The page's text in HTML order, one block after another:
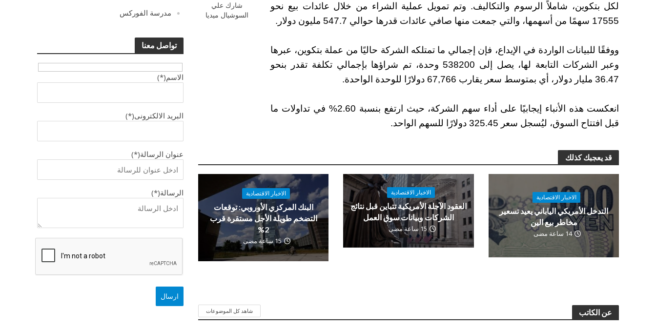
مدرسة الفوركس
تواصل معنا
الاسم(*)
البريد الالكترونى(*)
عنوان الرسالة(*)
الرسالة(*)
شارك علي
السوشيال ميديا
لكل بتكوين، شاملاً الرسوم والتكاليف. وتم تمويل عملية الشراء من خلال عائدات بيع نحو
17555 سهمًا من أسهمها، والتي جمعت منها صافي عائدات قدرها حوالي 547.7 مليون دولار.
ووفقًا للبيانات الواردة في الإيداع، فإن إجمالي ما تمتلكه الشركة حاليًا من عملة بتكوين، عبرها
وعبر الشركات التابعة لها، يصل إلى 538200 وحدة، تم شراؤها بإجمالي تكلفة تقدر بنحو
36.47 مليار دولار، أي بمتوسط سعر يقارب 67,766 دولارًا للوحدة الواحدة.
انعكست هذه الأنباء إيجابيًا على أداء سهم الشركة، حيث ارتفع بنسبة 2.60% في تداولات ما
قبل افتتاح السوق، ليُسجل سعر 325.45 دولارًا للسهم الواحد.
قد يعجبك كذلك
الاخبار الاقتصادية
التدخل الأمريكي الياباني يعيد تسعير
مخاطر بيع الين
14 ساعة مضى
الاخبار الاقتصادية
العقود الآجلة الأمريكية تتباين قبل نتائج
الشركات وبيانات سوق العمل
15 ساعة مضى
الاخبار الاقتصادية
البنك المركزي الأوروبي: توقعات
التضخم طويلة الأجل مستقرة قرب
2%
15 ساعة مضى
عن الكاتب شاهد كل الموضوعات